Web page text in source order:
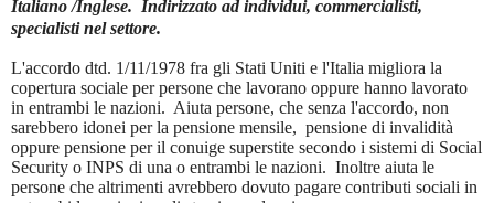
Italiano /Inglese. Indirizzato ad individui, commercialisti,
specialisti nel settore.
L'accordo dtd. 1/11/1978 fra gli Stati Uniti e l'Italia migliora la
copertura sociale per persone che lavorano oppure hanno lavorato
in entrambi le nazioni. Aiuta persone, che senza l'accordo, non
sarebbero idonei per la pensione mensile, pensione di invalidità
oppure pensione per il conuige superstite secondo i sistemi di Social
Security o INPS di una o entrambi le nazioni. Inoltre aiuta le
persone che altrimenti avrebbero dovuto pagare contributi sociali in